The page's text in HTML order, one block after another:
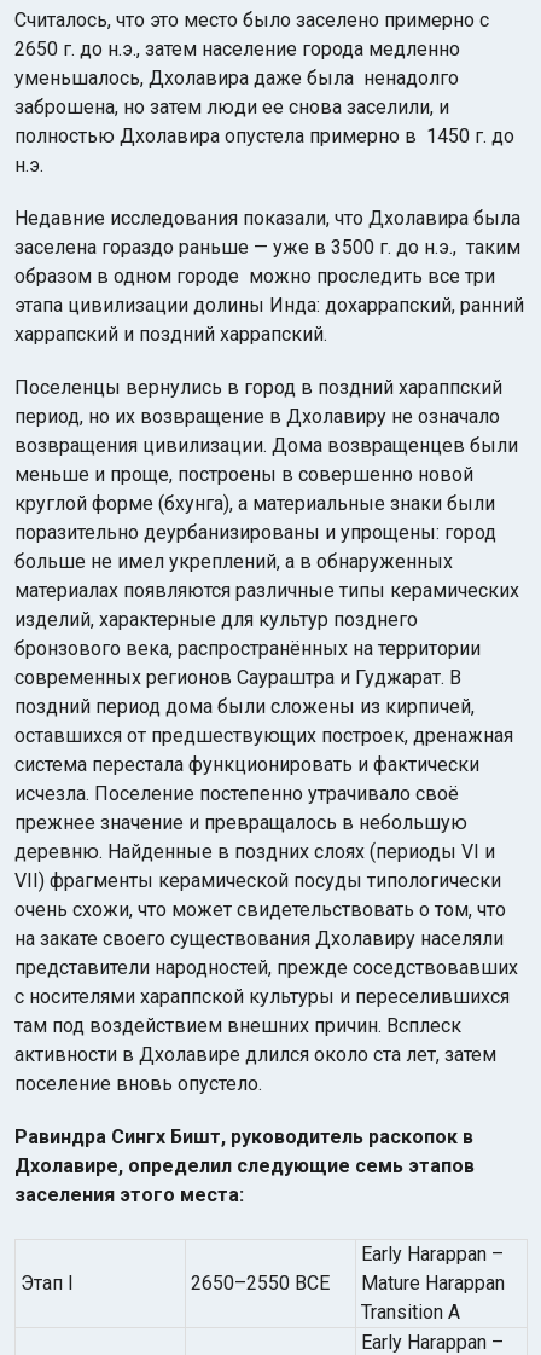
Считалось, что это место было заселено примерно с
2650 г. до н.э., затем население города медленно
уменьшалось, Дхолавира даже была ненадолго
заброшена, но затем люди ее снова заселили, и
полностью Дхолавира опустела примерно в 1450 г. до
н.э.
Недавние исследования показали, что Дхолавира была
заселена гораздо раньше — уже в 3500 г. до н.э., таким
образом в одном городе можно проследить все три
этапа цивилизации долины Инда: дохаррапский, ранний
харрапский и поздний харрапский.
Поселенцы вернулись в город в поздний хараппский
период, но их возвращение в Дхолавиру не означало
возвращения цивилизации. Дома возвращенцев были
меньше и проще, построены в совершенно новой
круглой форме (бхунга), а материальные знаки были
поразительно деурбанизированы и упрощены: город
больше не имел укреплений, а в обнаруженных
материалах появляются различные типы керамических
изделий, характерные для культур позднего
бронзового века, распространённых на территории
современных регионов Саураштра и Гуджарат. В
поздний период дома были сложены из кирпичей,
оставшихся от предшествующих построек, дренажная
система перестала функционировать и фактически
исчезла. Поселение постепенно утрачивало своё
прежнее значение и превращалось в небольшую
деревню. Найденные в поздних слоях (периоды VI и
VII) фрагменты керамической посуды типологически
очень схожи, что может свидетельствовать о том, что
на закате своего существования Дхолавиру населяли
представители народностей, прежде соседствовавших
с носителями хараппской культуры и переселившихся
там под воздействием внешних причин. Всплеск
активности в Дхолавире длился около ста лет, затем
поселение вновь опустело.
Равиндра Сингх Бишт, руководитель раскопок в
Дхолавире, определил следующие семь этапов
заселения этого места:
Этап I 2650–2550 BCE
Early Harappan –
Mature Harappan
Transition A
Early Harappan –